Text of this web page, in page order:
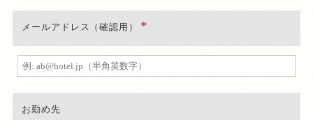
メールアドレス（確認用）
お勤め先